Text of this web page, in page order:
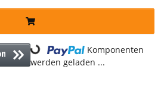
Loading...
Komponenten
werden geladen ...